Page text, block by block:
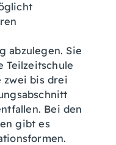
abzulegen. Sie
Teilzeitschule
zwei bis drei
Bei den
gibt es